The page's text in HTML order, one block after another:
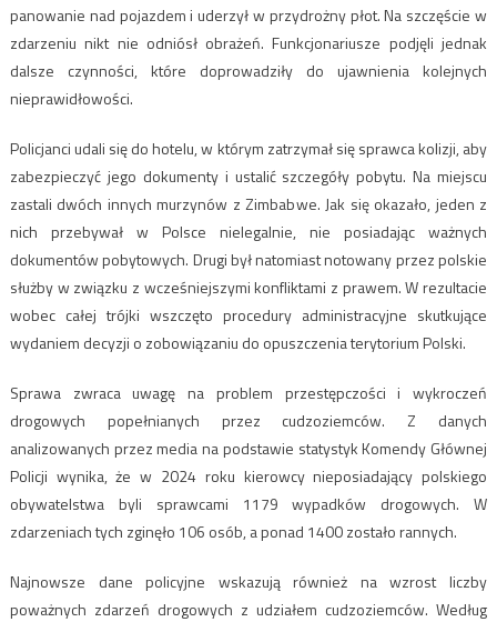
panowanie nad pojazdem i uderzył w przydrożny płot. Na szczęście w
zdarzeniu nikt nie odniósł obrażeń. Funkcjonariusze podjęli jednak
dalsze czynności, które doprowadziły do ujawnienia kolejnych
nieprawidłowości.
Policjanci udali się do hotelu, w którym zatrzymał się sprawca kolizji, aby
zabezpieczyć jego dokumenty i ustalić szczegóły pobytu. Na miejscu
zastali dwóch innych murzynów z Zimbabwe. Jak się okazało, jeden z
nich przebywał w Polsce nielegalnie, nie posiadając ważnych
dokumentów pobytowych. Drugi był natomiast notowany przez polskie
służby w związku z wcześniejszymi konfliktami z prawem. W rezultacie
wobec całej trójki wszczęto procedury administracyjne skutkujące
wydaniem decyzji o zobowiązaniu do opuszczenia terytorium Polski.
Sprawa zwraca uwagę na problem przestępczości i wykroczeń
drogowych popełnianych przez cudzoziemców. Z danych
analizowanych przez media na podstawie statystyk Komendy Głównej
Policji wynika, że w 2024 roku kierowcy nieposiadający polskiego
obywatelstwa byli sprawcami 1179 wypadków drogowych. W
zdarzeniach tych zginęło 106 osób, a ponad 1400 zostało rannych.
Najnowsze dane policyjne wskazują również na wzrost liczby
poważnych zdarzeń drogowych z udziałem cudzoziemców. Według